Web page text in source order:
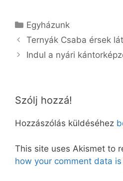
Kategória
Egyházunk
Ternyák Csaba érsek
Indul a nyári
Szólj hozzá!
Hozzászólás küldéséhez
This site uses Akismet to
how your comment data